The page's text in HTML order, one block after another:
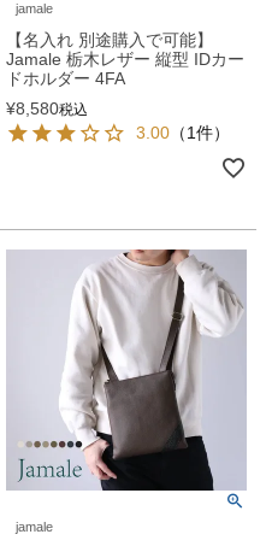
jamale
【名入れ 別途購入で可能】
Jamale 栃木レザー 縦型 IDカー
ドホルダー 4FA
¥8,580税込
3.00 （1件）
jamale